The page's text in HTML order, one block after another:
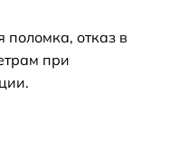
отказ в
при